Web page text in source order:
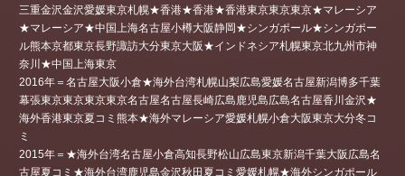
三重金沢金沢愛媛東京札幌★香港★香港★香港東京東京東京★マレーシア
★マレーシア★中国上海名古屋小樽大阪静岡★シンガポール★シンガポー
ル熊本京都東京長野諏訪大分東京大阪★インドネシア札幌東京北九州市神
奈川★中国上海東京
2016年＝名古屋大阪小倉★海外台湾札幌山梨広島愛媛名古屋新潟博多千葉
幕張東京東京東京東京名古屋名古屋長崎広島鹿児島広島名古屋香川金沢★
海外香港東京夏コミ熊本★海外マレーシア愛媛札幌小倉大阪東京大分冬コ
ミ
2015年＝★海外台湾名古屋小倉高知長野松山広島東京新潟千葉大阪広島名
古屋夏コミ★海外台湾鹿児島金沢秋田夏コミ愛媛札幌★海外シンガポール